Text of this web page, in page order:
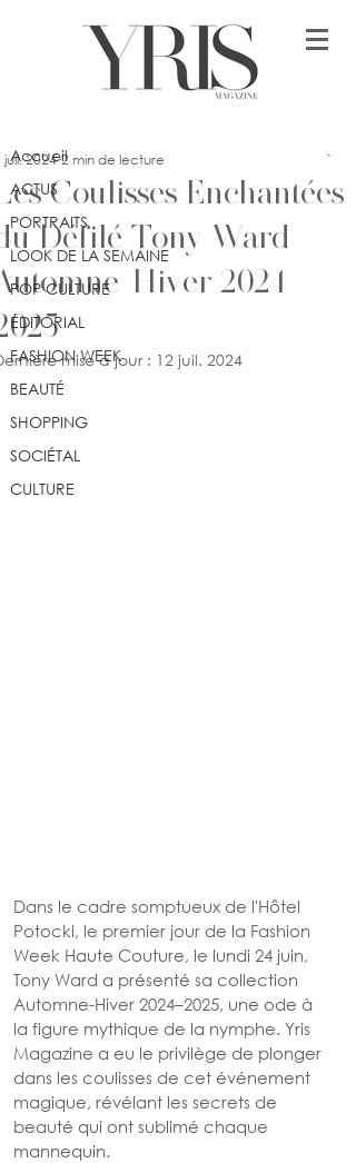
Accueil
ACTUS
PORTRAITS
LOOK DE LA SEMAINE
POP CULTURE
ÉDITORIAL
FASHION WEEK
BEAUTÉ
SHOPPING
SOCIÉTAL
CULTURE
Coulisses Enchantées
Défilé Tony Ward
Hiver 2024–
juil. 2024 2 min de lecture
mise à jour : 12 juil. 2024
Dans le cadre somptueux de l'Hôtel
Potocki, le premier jour de la Fashion
Week Haute Couture, le lundi 24 juin,
Tony Ward a présenté sa collection
Automne-Hiver 2024–2025, une ode à
la figure mythique de la nymphe. Yris
Magazine a eu le privilège de plonger
dans les coulisses de cet événement
magique, révélant les secrets de
beauté qui ont sublimé chaque
mannequin.